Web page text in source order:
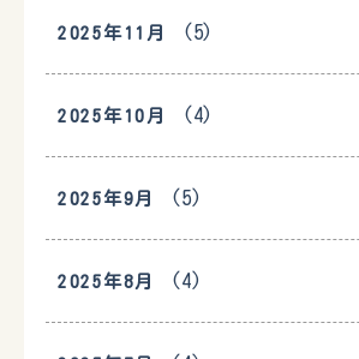
2025年11月 (5)
2025年10月 (4)
2025年9月 (5)
2025年8月 (4)